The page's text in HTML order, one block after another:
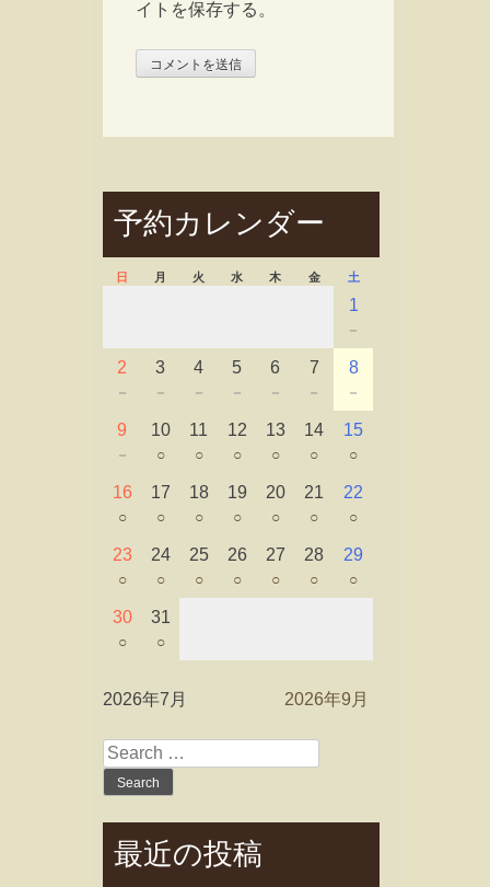
イトを保存する。
予約カレンダー
日 月 火 水 木 金 土
1
－
2
－
3
－
4
－
5
－
6
－
7
－
8
－
9
－
10
○
11
○
12
○
13
○
14
○
15
○
16
○
17
○
18
○
19
○
20
○
21
○
22
○
23
○
24
○
25
○
26
○
27
○
28
○
29
○
30
○
31
○
2026年7月 2026年9月
Search
for:
最近の投稿